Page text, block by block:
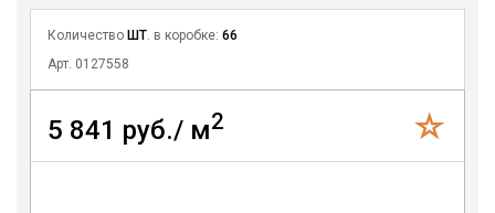
Количество ШТ . в коробке: 66
Арт. 0127558
5 841 руб./ м2